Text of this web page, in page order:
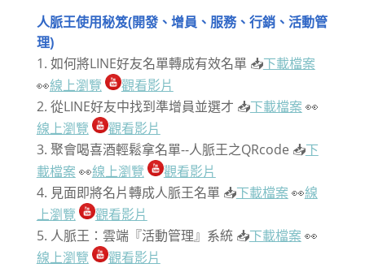
人脈王使用秘笈(開發、增員、服務、行銷、活動管
理)
如何將LINE好友名單轉成有效名單 📥下載檔案
👀線上瀏覽
觀看影片
從LINE好友中找到準增員並選才 📥下載檔案👀
線上瀏覽
觀看影片
聚會喝喜酒輕鬆拿名單--人脈王之QRcode 📥下
載檔案👀線上瀏覽
觀看影片
見面即將名片轉成人脈王名單 📥下載檔案👀線
上瀏覽
觀看影片
人脈王：雲端『活動管理』系統 📥下載檔案👀
線上瀏覽
觀看影片